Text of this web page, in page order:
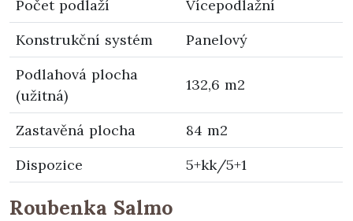
Počet podlaží
Vícepodlažní
Konstrukční systém
Panelový
Podlahová plocha
(užitná)
132,6 m2
Zastavěná plocha
84 m2
Dispozice
5+kk/5+1
Roubenka Salmo